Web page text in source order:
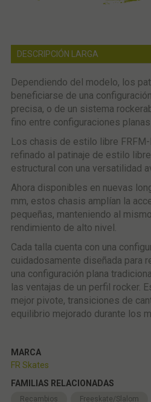
DESCRIPCIÓN LARGA
Dependiendo del modelo, los
beneficiarse de una
precisa, o de un sistema
fino entre configuraciones
Los chasis de estilo libre
refinado al patinaje de estilo
estructural con una versatilidad
Ahora disponibles en nuevas
mm, estos chasis amplían la
pequeñas, manteniendo al
rendimiento de alto nivel.
Cada talla cuenta con una
cuidadosamente diseñada para
una configuración plana
las ventajas de un perfil rocker.
mejor pivote, transiciones de
equilibrio mejorado durante los
MARCA
FR Skates
FAMILIAS RELACIONADAS
Recambios Freeskate/Slalom